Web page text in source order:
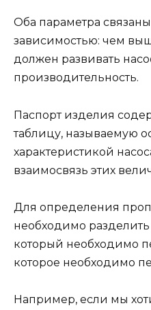
Оба параметра
зависимостью: чем
должен развивать
производительность.
Паспорт изделия
таблицу, называемую
характеристикой
взаимосвязь этих
Для определения
необходимо
который необходимо
которое необходимо
Например, если мы